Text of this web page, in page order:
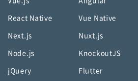
React Native Vue Native
Next.js Nuxt.js
Node.js KnockoutJS
jQuery Flutter